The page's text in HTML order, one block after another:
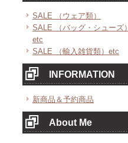
SALE （ウェア類）
SALE （バッグ・シューズ）
etc
SALE （輸入雑貨類）etc
INFORMATION
新商品＆予約商品
About Me